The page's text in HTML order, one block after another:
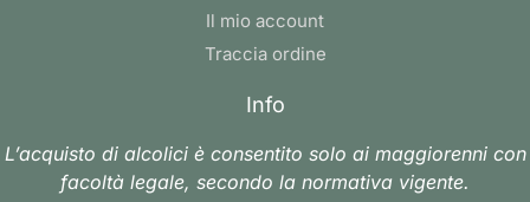
Il mio account
Traccia ordine
Info
L’acquisto di alcolici è consentito solo ai maggiorenni con
facoltà legale, secondo la normativa vigente.